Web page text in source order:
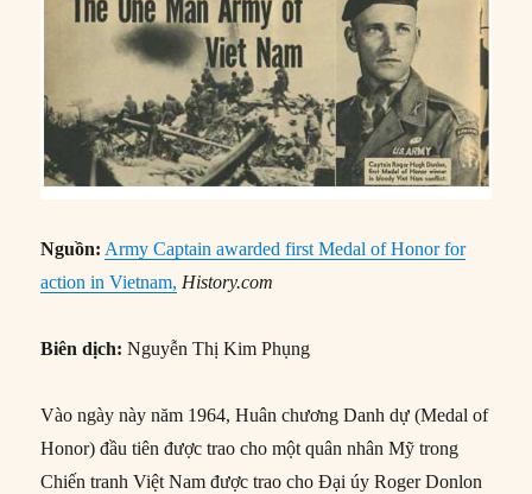
Nguồn: Army Captain awarded first Medal of Honor for
action in Vietnam, History.com
Biên dịch: Nguyễn Thị Kim Phụng
Vào ngày này năm 1964, Huân chương Danh dự (Medal of
Honor) đầu tiên được trao cho một quân nhân Mỹ trong
Chiến tranh Việt Nam được trao cho Đại úy Roger Donlon